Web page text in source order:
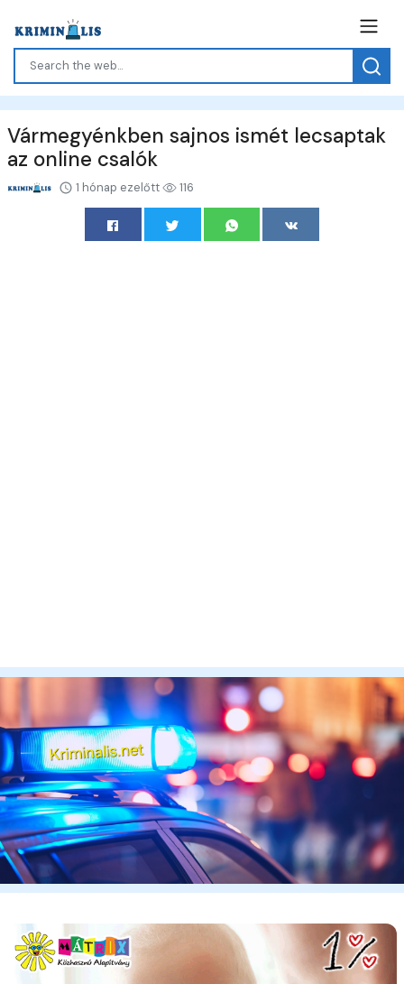
Vármegyénkben sajnos ismét lecsaptak
az online csalók
1 hónap ezelőtt 116